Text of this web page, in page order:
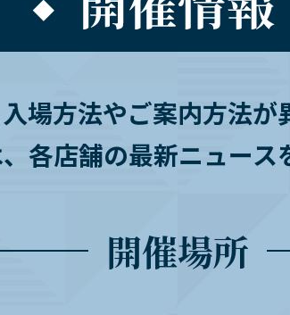
場方法やご案内方法が
各店舗の最新ニュース
開催場所